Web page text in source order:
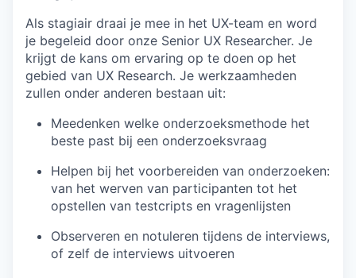
Als stagiair draai je mee in het UX-team en word
je begeleid door onze Senior UX Researcher. Je
krijgt de kans om ervaring op te doen op het
gebied van UX Research. Je werkzaamheden
zullen onder anderen bestaan uit:
Meedenken welke onderzoeksmethode het
beste past bij een onderzoeksvraag
Helpen bij het voorbereiden van onderzoeken:
van het werven van participanten tot het
opstellen van testcripts en vragenlijsten
Observeren en notuleren tijdens de interviews,
of zelf de interviews uitvoeren